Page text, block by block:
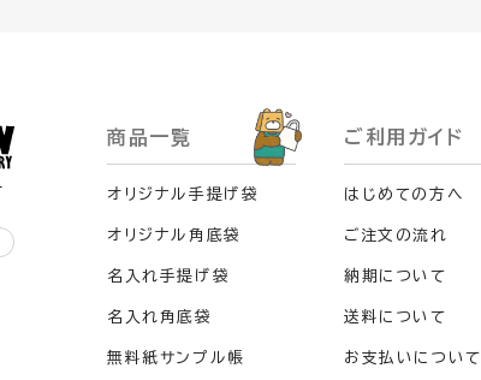
商品一覧
オリジナル手提げ袋
オリジナル角底袋
名入れ手提げ袋
名入れ角底袋
無料紙サンプル帳
ご利用ガイド
はじめての方へ
ご注文の流れ
納期について
送料について
お支払いについて